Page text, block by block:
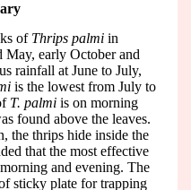
of Thrips palmi in
early October and
rainfall at June to July,
is the lowest from July to
T. palmi is on morning
found above the leaves.
the thrips hide inside the
that the most effective
and evening. The
sticky plate for trapping